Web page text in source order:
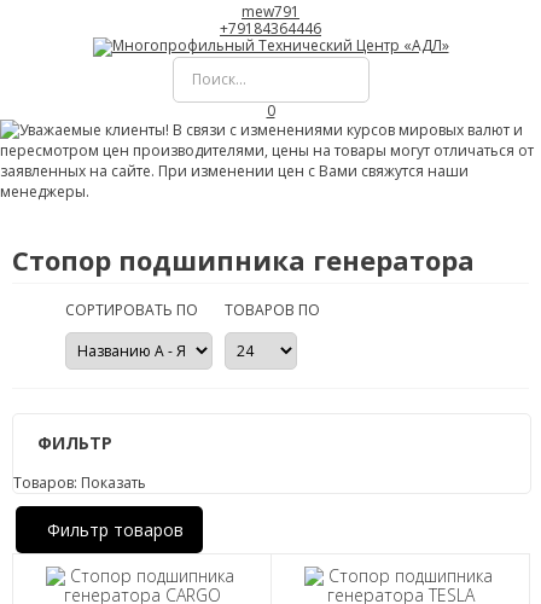
mew791
+79184364446
0
Стопор подшипника генератора
СОРТИРОВАТЬ ПО ТОВАРОВ ПО
ФИЛЬТР
Товаров: Показать
Фильтр товаров